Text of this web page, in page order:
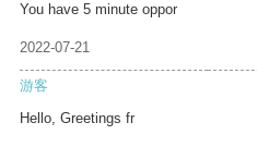
You have 5 minute oppor
2022-07-21
游客
Hello, Greetings fr